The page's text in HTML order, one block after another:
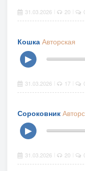
31.03.2026 20
Кошка Авторская
▶
31.03.2026 17
Сороковник
▶
31.03.2026 20